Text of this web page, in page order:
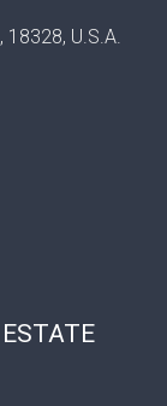
18328, U.S.A.